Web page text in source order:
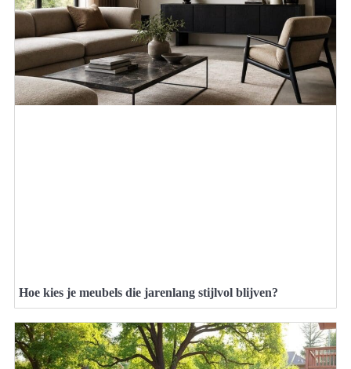
Hoe kies je meubels die jarenlang stijlvol blijven?